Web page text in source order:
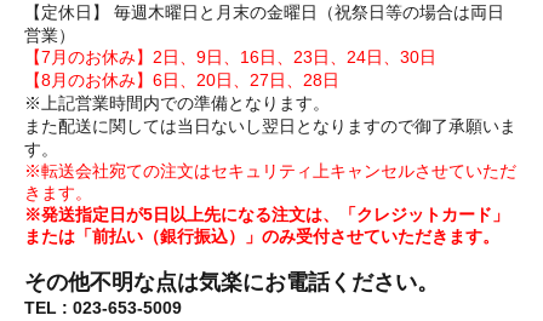
【定休日】 毎週木曜日と月末の金曜日（祝祭日等の場合は両日
営業）
【7月のお休み】2日、9日、16日、23日、24日、30日
【8月のお休み】6日、20日、27日、28日
※上記営業時間内での準備となります。
また配送に関しては当日ないし翌日となりますので御了承願いま
す。
※転送会社宛ての注文はセキュリティ上キャンセルさせていただ
きます。
※発送指定日が5日以上先になる注文は、「クレジットカード」
または「前払い（銀行振込）」のみ受付させていただきます。
その他不明な点は気楽にお電話ください。
TEL : 023-653-5009